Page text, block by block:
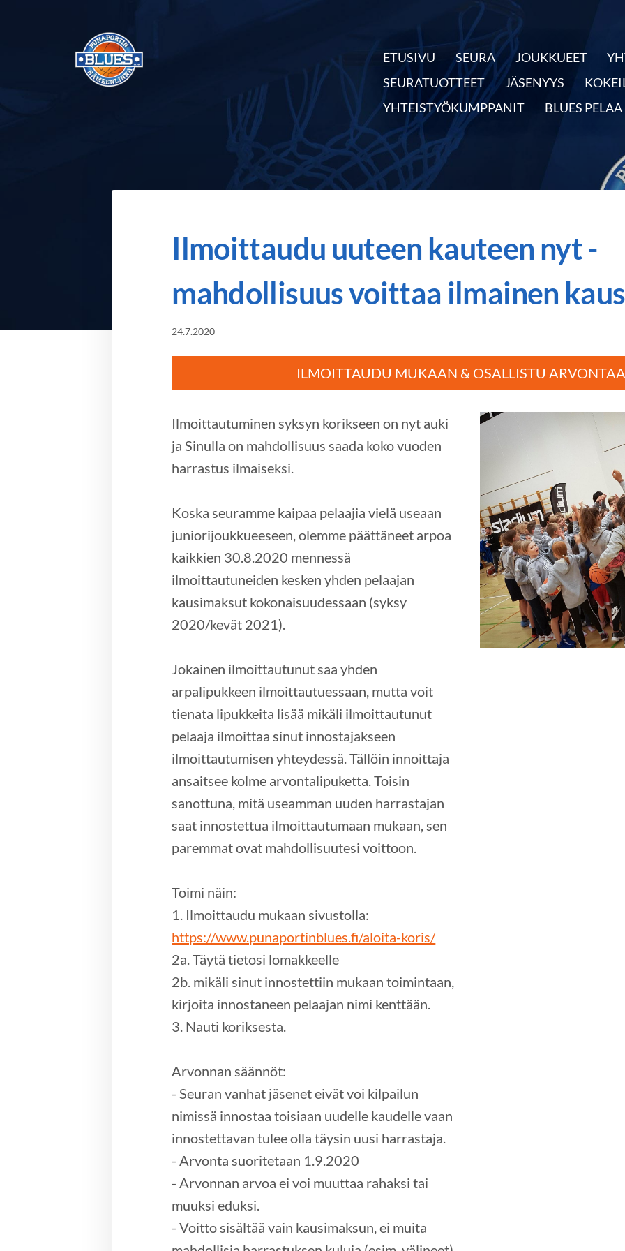
Punaportin Blues - Koripalloa Hämeenlinnassa ETUSIVU SEURA JOUKKUEET
SEURATUOTTEET
JÄSENYYS
YHTEISTYÖKUMPPANIT
BLUES PELAA
Ilmoittaudu uuteen kauteen nyt -
mahdollisuus voittaa ilmainen
24.7.2020
ILMOITTAUDU MUKAAN & OSALLISTU
Ilmoittautuminen syksyn korikseen on nyt auki
ja Sinulla on mahdollisuus saada koko vuoden
harrastus ilmaiseksi.
Koska seuramme kaipaa pelaajia vielä useaan
juniorijoukkueeseen, olemme päättäneet arpoa
kaikkien 30.8.2020 mennessä
ilmoittautuneiden kesken yhden pelaajan
kausimaksut kokonaisuudessaan (syksy
2020/kevät 2021).
Jokainen ilmoittautunut saa yhden
arpalipukkeen ilmoittautuessaan, mutta voit
tienata lipukkeita lisää mikäli ilmoittautunut
pelaaja ilmoittaa sinut innostajakseen
ilmoittautumisen yhteydessä. Tällöin innoittaja
ansaitsee kolme arvontalipuketta. Toisin
sanottuna, mitä useamman uuden harrastajan
saat innostettua ilmoittautumaan mukaan, sen
paremmat ovat mahdollisuutesi voittoon.
Toimi näin:
1. Ilmoittaudu mukaan sivustolla:
https://www.punaportinblues.fi/aloita-koris/
2a. Täytä tietosi lomakkeelle
2b. mikäli sinut innostettiin mukaan toimintaan,
kirjoita innostaneen pelaajan nimi kenttään.
3. Nauti koriksesta.
Arvonnan säännöt:
- Seuran vanhat jäsenet eivät voi kilpailun
nimissä innostaa toisiaan uudelle kaudelle vaan
innostettavan tulee olla täysin uusi harrastaja.
- Arvonta suoritetaan 1.9.2020
- Arvonnan arvoa ei voi muuttaa rahaksi tai
muuksi eduksi.
- Voitto sisältää vain kausimaksun, ei muita